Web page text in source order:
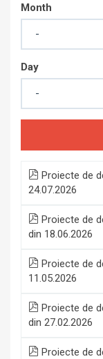
Month
Day
Proiecte de
24.07.2026
Proiecte de
din 18.06.2026
Proiecte de
11.05.2026
Proiecte de
din 27.02.2026
Proiecte de